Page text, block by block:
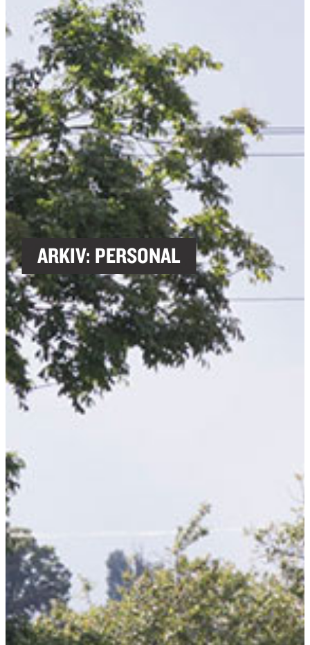
ARKIV: PERSONAL